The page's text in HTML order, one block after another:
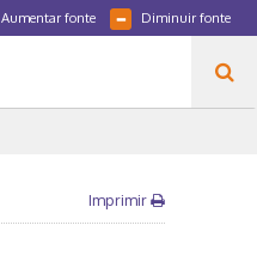
Diminuir fonte
Aumentar fonte
Imprimir